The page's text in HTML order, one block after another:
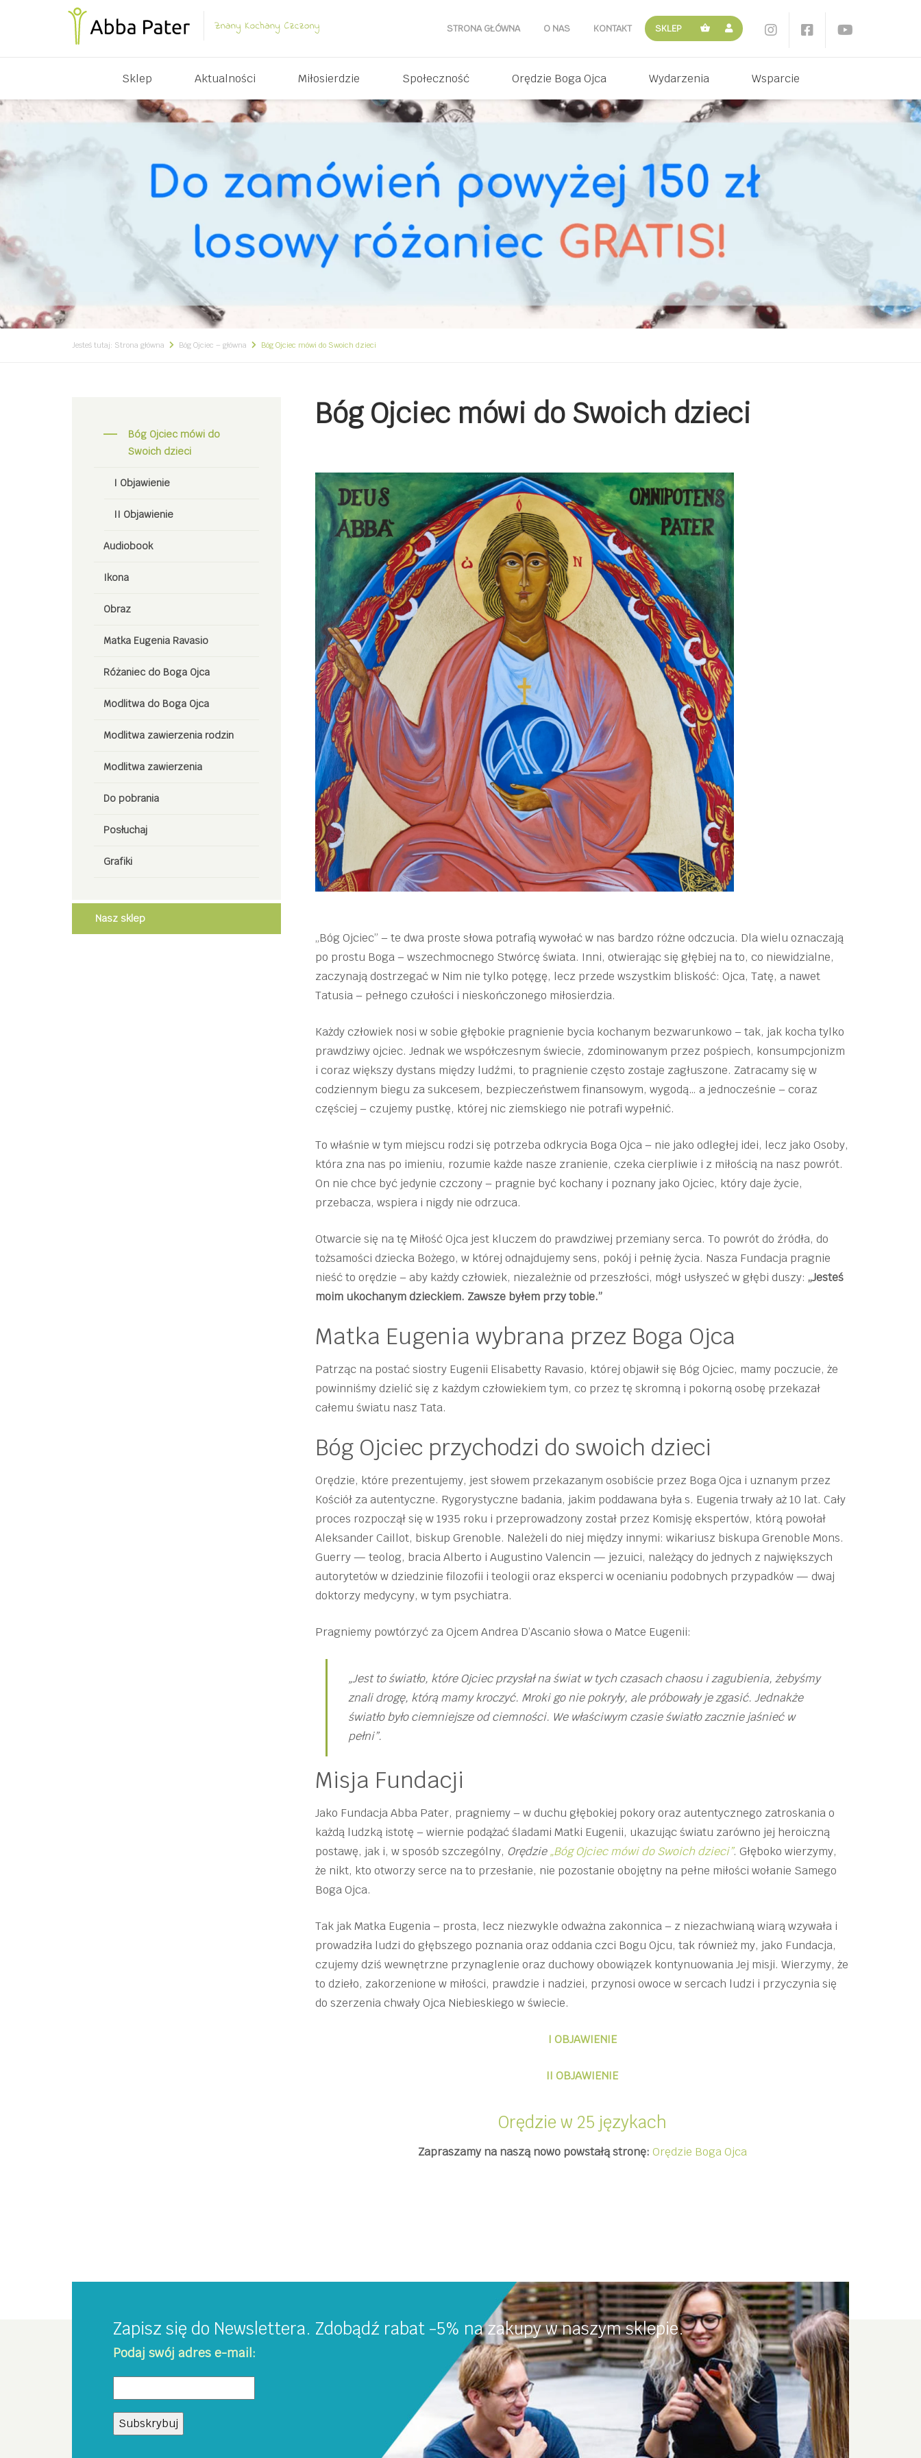
STRONA GŁÓWNA O NAS KONTAKT SKLEP
Sklep Aktualności Miłosierdzie Społeczność Orędzie Boga Ojca Wydarzenia Wsparcie
Jesteś tutaj: Strona główna Bóg Ojciec – główna Bóg Ojciec mówi do Swoich dzieci
Bóg Ojciec mówi do
Swoich dzieci
I Objawienie
II Objawienie
Audiobook
Ikona
Obraz
Matka Eugenia Ravasio
Różaniec do Boga Ojca
Modlitwa do Boga Ojca
Modlitwa zawierzenia rodzin
Modlitwa zawierzenia
Do pobrania
Posłuchaj
Grafiki
Nasz sklep
Bóg Ojciec mówi do Swoich dzieci
„Bóg Ojciec” – te dwa proste słowa potrafią wywołać w nas bardzo różne odczucia. Dla wielu oznaczają
po prostu Boga – wszechmocnego Stwórcę świata. Inni, otwierając się głębiej na to, co niewidzialne,
zaczynają dostrzegać w Nim nie tylko potęgę, lecz przede wszystkim bliskość: Ojca, Tatę, a nawet
Tatusia – pełnego czułości i nieskończonego miłosierdzia.
Każdy człowiek nosi w sobie głębokie pragnienie bycia kochanym bezwarunkowo – tak, jak kocha tylko
prawdziwy ojciec. Jednak we współczesnym świecie, zdominowanym przez pośpiech, konsumpcjonizm
i coraz większy dystans między ludźmi, to pragnienie często zostaje zagłuszone. Zatracamy się w
codziennym biegu za sukcesem, bezpieczeństwem finansowym, wygodą… a jednocześnie – coraz
częściej – czujemy pustkę, której nic ziemskiego nie potrafi wypełnić.
To właśnie w tym miejscu rodzi się potrzeba odkrycia Boga Ojca – nie jako odległej idei, lecz jako Osoby,
która zna nas po imieniu, rozumie każde nasze zranienie, czeka cierpliwie i z miłością na nasz powrót.
On nie chce być jedynie czczony – pragnie być kochany i poznany jako Ojciec, który daje życie,
przebacza, wspiera i nigdy nie odrzuca.
Otwarcie się na tę Miłość Ojca jest kluczem do prawdziwej przemiany serca. To powrót do źródła, do
tożsamości dziecka Bożego, w której odnajdujemy sens, pokój i pełnię życia. Nasza Fundacja pragnie
nieść to orędzie – aby każdy człowiek, niezależnie od przeszłości, mógł usłyszeć w głębi duszy: „Jesteś
moim ukochanym dzieckiem. Zawsze byłem przy tobie.”
Matka Eugenia wybrana przez Boga Ojca
Patrząc na postać siostry Eugenii Elisabetty Ravasio, której objawił się Bóg Ojciec, mamy poczucie, że
powinniśmy dzielić się z każdym człowiekiem tym, co przez tę skromną i pokorną osobę przekazał
całemu światu nasz Tata.
Bóg Ojciec przychodzi do swoich dzieci
Orędzie, które prezentujemy, jest słowem przekazanym osobiście przez Boga Ojca i uznanym przez
Kościół za autentyczne. Rygorystyczne badania, jakim poddawana była s. Eugenia trwały aż 10 lat. Cały
proces rozpoczął się w 1935 roku i przeprowadzony został przez Komisję ekspertów, którą powołał
Aleksander Caillot, biskup Grenoble. Należeli do niej między innymi: wikariusz biskupa Grenoble Mons.
Guerry — teolog, bracia Alberto i Augustino Valencin — jezuici, należący do jednych z największych
autorytetów w dziedzinie filozofii i teologii oraz eksperci w ocenianiu podobnych przypadków — dwaj
doktorzy medycyny, w tym psychiatra.
Pragniemy powtórzyć za Ojcem Andrea D’Ascanio słowa o Matce Eugenii:
„Jest to światło, które Ojciec przysłał na świat w tych czasach chaosu i zagubienia, żebyśmy
znali drogę, którą mamy kroczyć. Mroki go nie pokryły, ale próbowały je zgasić. Jednakże
światło było ciemniejsze od ciemności. We właściwym czasie światło zacznie jaśnieć w
pełni”.
Misja Fundacji
Jako Fundacja Abba Pater, pragniemy – w duchu głębokiej pokory oraz autentycznego zatroskania o
każdą ludzką istotę – wiernie podążać śladami Matki Eugenii, ukazując światu zarówno jej heroiczną
postawę, jak i, w sposób szczególny, Orędzie„Bóg Ojciec mówi do Swoich dzieci”. Głęboko wierzymy,
że nikt, kto otworzy serce na to przesłanie, nie pozostanie obojętny na pełne miłości wołanie Samego
Boga Ojca.
Tak jak Matka Eugenia – prosta, lecz niezwykle odważna zakonnica – z niezachwianą wiarą wzywała i
prowadziła ludzi do głębszego poznania oraz oddania czci Bogu Ojcu, tak również my, jako Fundacja,
czujemy dziś wewnętrzne przynaglenie oraz duchowy obowiązek kontynuowania Jej misji. Wierzymy, że
to dzieło, zakorzenione w miłości, prawdzie i nadziei, przynosi owoce w sercach ludzi i przyczynia się
do szerzenia chwały Ojca Niebieskiego w świecie.
I OBJAWIENIE
II OBJAWIENIE
Orędzie w 25 językach
Zapraszamy na naszą nowo powstałą stronę: Orędzie Boga Ojca
Zapisz się do Newslettera. Zdobądź rabat -5% na zakupy w naszym sklepie.
Podaj swój adres e-mail: